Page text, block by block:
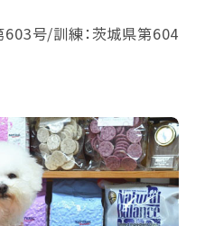
号/訓練：茨城県第604